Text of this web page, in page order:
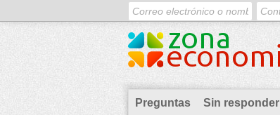
Preguntas Sin responder